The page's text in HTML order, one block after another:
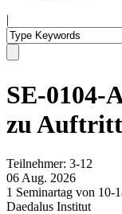
|
SE-0104-
zu
Teilnehmer: 3-12
06 Aug. 2026
1 Seminartag von 10-
Daedalus Institut